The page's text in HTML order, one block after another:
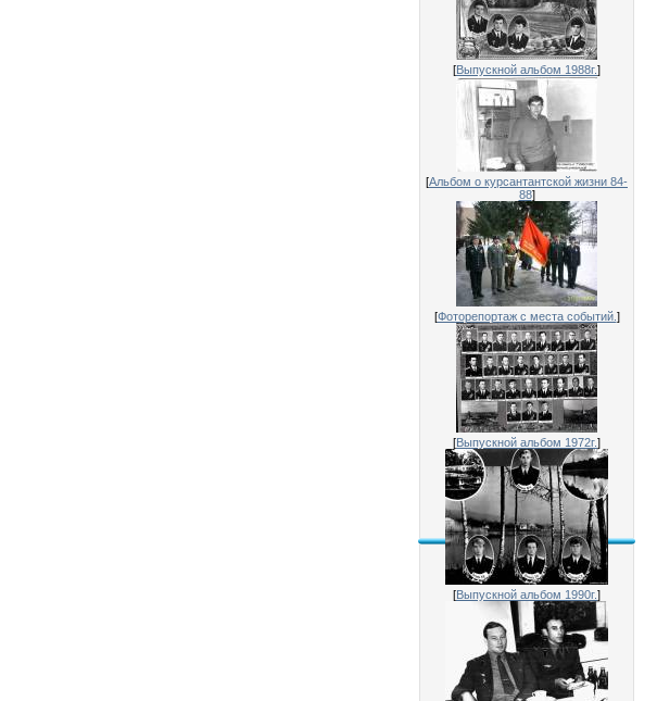
[Выпускной альбом 1988г.]
[Альбом о курсантантской жизни 84-
88]
[Фоторепортаж с места событий. ]
[Выпускной альбом 1972г.]
[Выпускной альбом 1990г.]